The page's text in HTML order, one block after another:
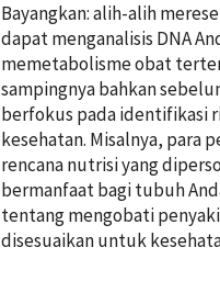
Bayangkan: alih-alih
dapat menganalisis DNA
memetabolisme obat
sampingnya bahkan
berfokus pada identifikasi
kesehatan. Misalnya, para
rencana nutrisi yang
bermanfaat bagi tubuh
tentang mengobati
disesuaikan untuk